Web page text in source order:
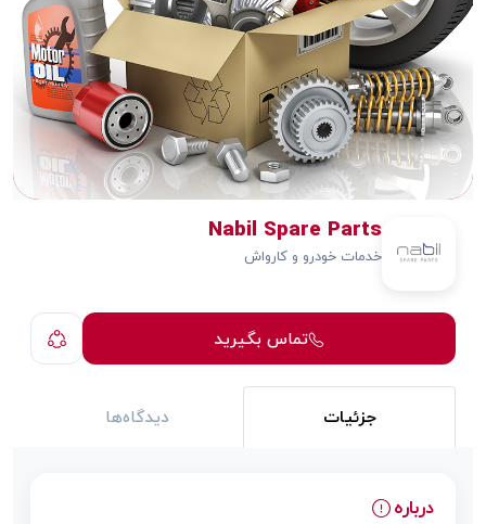
Nabil Spare Parts
خدمات خودرو و کارواش
تماس بگیرید
جزئیات دیدگاه‌ها
درباره